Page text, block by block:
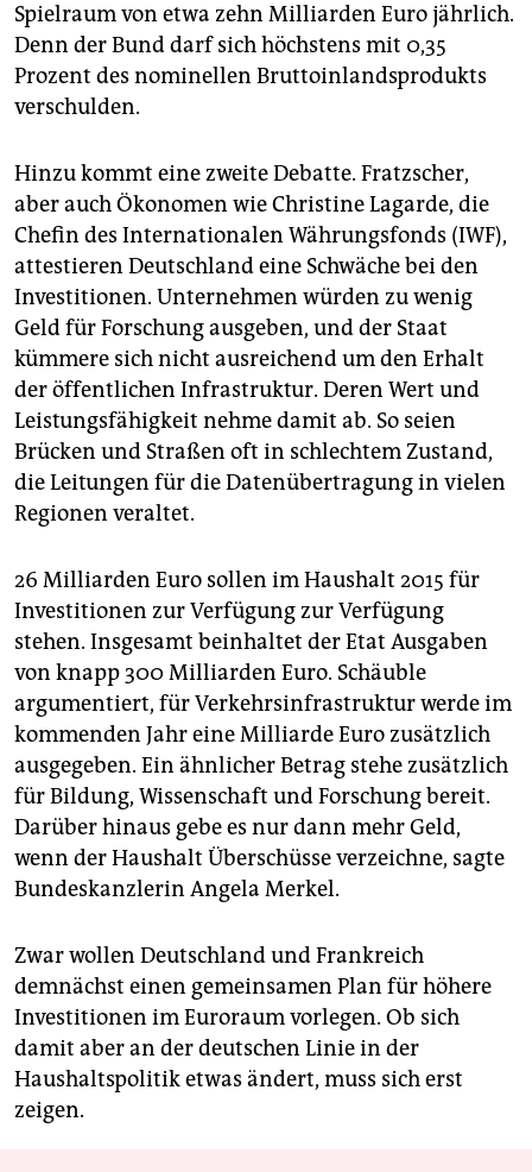
Spielraum von etwa zehn Milliarden Euro jährlich.
Denn der Bund darf sich höchstens mit 0,35
Prozent des nominellen Bruttoinlandsprodukts
verschulden.
Hinzu kommt eine zweite Debatte. Fratzscher,
aber auch Ökonomen wie Christine Lagarde, die
Chefin des Internationalen Währungsfonds (IWF),
attestieren Deutschland eine Schwäche bei den
Investitionen. Unternehmen würden zu wenig
Geld für Forschung ausgeben, und der Staat
kümmere sich nicht ausreichend um den Erhalt
der öffentlichen Infrastruktur. Deren Wert und
Leistungsfähigkeit nehme damit ab. So seien
Brücken und Straßen oft in schlechtem Zustand,
die Leitungen für die Datenübertragung in vielen
Regionen veraltet.
26 Milliarden Euro sollen im Haushalt 2015 für
Investitionen zur Verfügung zur Verfügung
stehen. Insgesamt beinhaltet der Etat Ausgaben
von knapp 300 Milliarden Euro. Schäuble
argumentiert, für Verkehrsinfrastruktur werde im
kommenden Jahr eine Milliarde Euro zusätzlich
ausgegeben. Ein ähnlicher Betrag stehe zusätzlich
für Bildung, Wissenschaft und Forschung bereit.
Darüber hinaus gebe es nur dann mehr Geld,
wenn der Haushalt Überschüsse verzeichne, sagte
Bundeskanzlerin Angela Merkel.
Zwar wollen Deutschland und Frankreich
demnächst einen gemeinsamen Plan für höhere
Investitionen im Euroraum vorlegen. Ob sich
damit aber an der deutschen Linie in der
Haushaltspolitik etwas ändert, muss sich erst
zeigen.